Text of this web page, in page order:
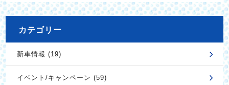
カテゴリー
新車情報 (19)
イベント/キャンペーン (59)